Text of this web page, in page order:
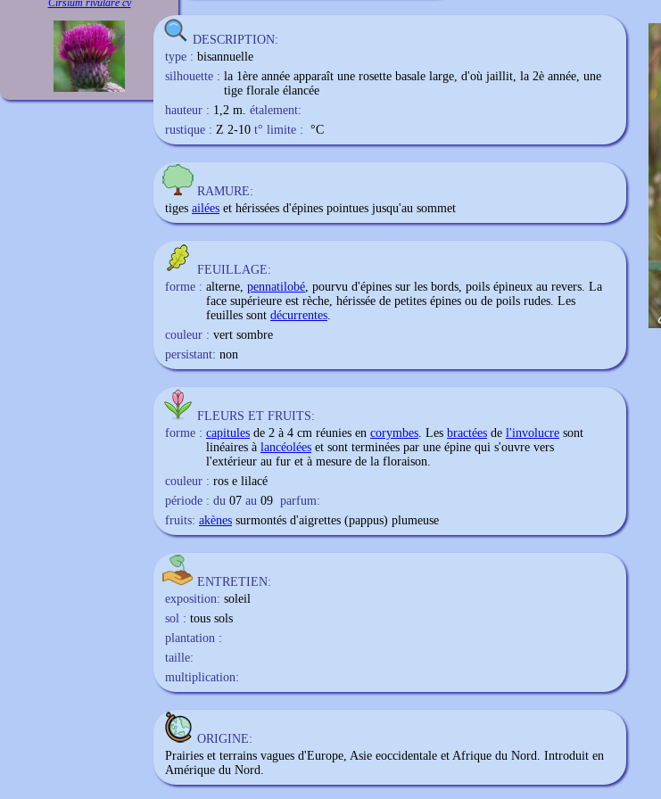
Cirsium rivulare cv
DESCRIPTION:
type : bisannuelle
silhouette : la 1ère année apparaît une rosette basale large, d'où jaillit, la 2è année, une
tige florale élancée
hauteur : 1,2 m. étalement:
rustique : Z 2-10 t° limite : °C
RAMURE:
tiges ailées et hérissées d'épines pointues jusqu'au sommet
FEUILLAGE:
forme : alterne, pennatilobé, pourvu d'épines sur les bords, poils épineux au revers. La
face supérieure est rèche, hérissée de petites épines ou de poils rudes. Les
feuilles sont décurrentes.
couleur : vert sombre
persistant: non
FLEURS ET FRUITS:
forme : capitules de 2 à 4 cm réunies en corymbes. Les bractées de l'involucre sont
linéaires à lancéolées et sont terminées par une épine qui s'ouvre vers
l'extérieur au fur et à mesure de la floraison.
couleur : ros e lilacé
période : du 07 au 09 parfum:
fruits: akènes surmontés d'aigrettes (pappus) plumeuse
ENTRETIEN:
exposition: soleil
sol : tous sols
plantation :
taille:
multiplication:
ORIGINE:
Prairies et terrains vagues d'Europe, Asie eoccidentale et Afrique du Nord. Introduit en
Amérique du Nord.